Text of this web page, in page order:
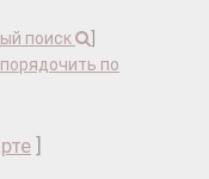
поиск
по